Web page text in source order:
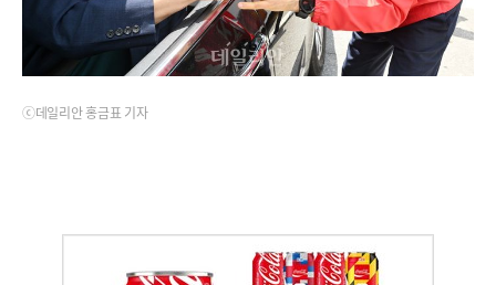
ⓒ데일리안 홍금표 기자